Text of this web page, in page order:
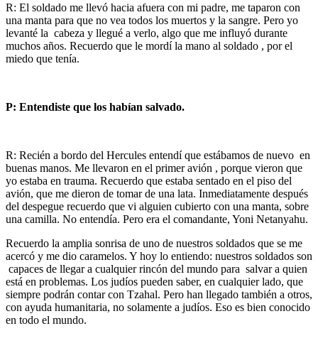
R: El soldado me llevó hacia afuera con mi padre, me taparon con
una manta para que no vea todos los muertos y la sangre. Pero yo
levanté la cabeza y llegué a verlo, algo que me influyó durante
muchos años. Recuerdo que le mordí la mano al soldado , por el
miedo que tenía.
P: Entendiste que los habían salvado.
R: Recién a bordo del Hercules entendí que estábamos de nuevo en
buenas manos. Me llevaron en el primer avión , porque vieron que
yo estaba en trauma. Recuerdo que estaba sentado en el piso del
avión, que me dieron de tomar de una lata. Inmediatamente después
del despegue recuerdo que vi alguien cubierto con una manta, sobre
una camilla. No entendía. Pero era el comandante, Yoni Netanyahu.
Recuerdo la amplia sonrisa de uno de nuestros soldados que se me
acercó y me dio caramelos. Y hoy lo entiendo: nuestros soldados son
capaces de llegar a cualquier rincón del mundo para salvar a quien
está en problemas. Los judíos pueden saber, en cualquier lado, que
siempre podrán contar con Tzahal. Pero han llegado también a otros,
con ayuda humanitaria, no solamente a judíos. Eso es bien conocido
en todo el mundo.